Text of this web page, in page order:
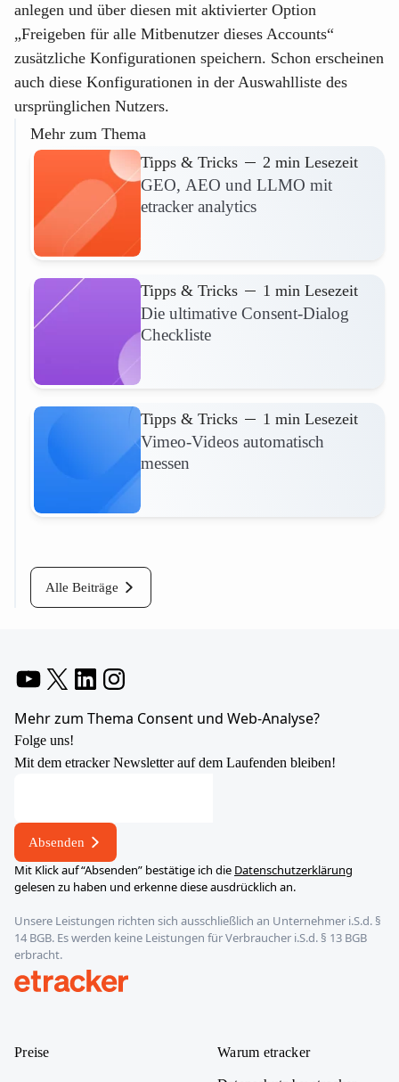
anlegen und über diesen mit aktivierter Option
„Freigeben für alle Mitbenutzer dieses Accounts“
zusätzliche Konfigurationen speichern. Schon erscheinen
auch diese Konfigurationen in der Auswahlliste des
ursprünglichen Nutzers.
Mehr zum Thema
Tipps & Tricks
2 min Lesezeit
GEO, AEO und LLMO mit
etracker analytics
Tipps & Tricks 1 min Lesezeit
Die ultimative Consent-Dialog
Checkliste
Tipps & Tricks 1 min Lesezeit
Vimeo-Videos automatisch
messen
Alle Beiträge
Mehr zum Thema Consent und Web-Analyse?
Folge uns!
Mit dem etracker Newsletter auf dem Laufenden bleiben!
Adresse
E-
Mail-
E-
Mail-
Adresse
Absenden
Mit Klick auf “Absenden” bestätige ich die Datenschutzerklärung
gelesen zu haben und erkenne diese ausdrücklich an.
Unsere Leistungen richten sich ausschließlich an Unternehmer i.S.d. §
14 BGB. Es werden keine Leistungen für Verbraucher i.S.d. § 13 BGB
erbracht.
Preise Warum etracker